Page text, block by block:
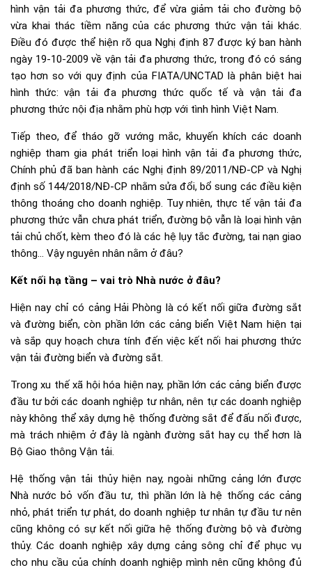
hình vận tải đa phương thức, để vừa giảm tải cho đường bộ
vừa khai thác tiềm năng của các phương thức vận tải khác.
Điều đó được thể hiện rõ qua Nghị định 87 được ký ban hành
ngày 19-10-2009 về vận tải đa phương thức, trong đó có sáng
tạo hơn so với quy định của FIATA/UNCTAD là phân biệt hai
hình thức: vận tải đa phương thức quốc tế và vận tải đa
phương thức nội địa nhằm phù hợp với tình hình Việt Nam.
Tiếp theo, để tháo gỡ vướng mắc, khuyến khích các doanh
nghiệp tham gia phát triển loại hình vận tải đa phương thức,
Chính phủ đã ban hành các Nghị định 89/2011/NĐ-CP và Nghị
định số 144/2018/NĐ-CP nhằm sửa đổi, bổ sung các điều kiện
thông thoáng cho doanh nghiệp. Tuy nhiên, thực tế vận tải đa
phương thức vẫn chưa phát triển, đường bộ vẫn là loại hình vận
tải chủ chốt, kèm theo đó là các hệ lụy tắc đường, tai nạn giao
thông… Vậy nguyên nhân nằm ở đâu?
Kết nối hạ tầng – vai trò Nhà nước ở đâu?
Hiện nay chỉ có cảng Hải Phòng là có kết nối giữa đường sắt
và đường biển, còn phần lớn các cảng biển Việt Nam hiện tại
và sắp quy hoạch chưa tính đến việc kết nối hai phương thức
vận tải đường biển và đường sắt.
Trong xu thế xã hội hóa hiện nay, phần lớn các cảng biển được
đầu tư bởi các doanh nghiệp tư nhân, nên tự các doanh nghiệp
này không thể xây dựng hệ thống đường sắt để đấu nối được,
mà trách nhiệm ở đây là ngành đường sắt hay cụ thể hơn là
Bộ Giao thông Vận tải.
Hệ thống vận tải thủy hiện nay, ngoài những cảng lớn được
Nhà nước bỏ vốn đầu tư, thì phần lớn là hệ thống các cảng
nhỏ, phát triển tự phát, do doanh nghiệp tư nhân tự đầu tư nên
cũng không có sự kết nối giữa hệ thống đường bộ và đường
thủy. Các doanh nghiệp xây dựng cảng sông chỉ để phục vụ
cho nhu cầu của chính doanh nghiệp mình nên cũng không đủ